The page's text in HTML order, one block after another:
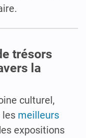
trésors
la
culturel,
les meilleurs
expositions